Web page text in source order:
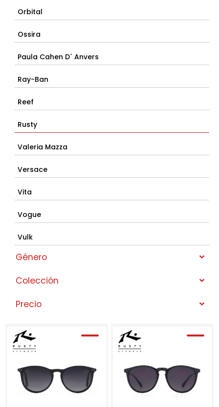
Orbital
Ossira
Paula Cahen D´ Anvers
Ray-Ban
Reef
Rusty
Valeria Mazza
Versace
Vita
Vogue
Vulk
Género
Colección
Precio